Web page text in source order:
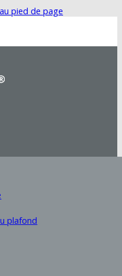
pied de page
plafond